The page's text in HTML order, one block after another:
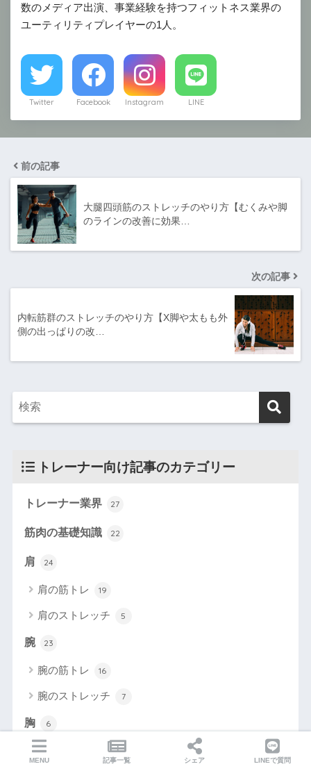
数のメディア出演、事業経験を持つフィットネス業界の
ユーティリティプレイヤーの1人。
Twitter Facebook Instagram LINE
前の記事
大腿四頭筋のストレッチのやり方【むくみや脚
のラインの改善に効果…
次の記事
内転筋群のストレッチのやり方【X脚や太もも外
側の出っぱりの改…
トレーナー向け記事のカテゴリー
トレーナー業界 27
筋肉の基礎知識 22
肩 24
肩の筋トレ 19
肩のストレッチ 5
腕 23
腕の筋トレ 16
腕のストレッチ 7
胸 6
胸の筋トレ
MENU 記事一覧 シェア LINEで質問